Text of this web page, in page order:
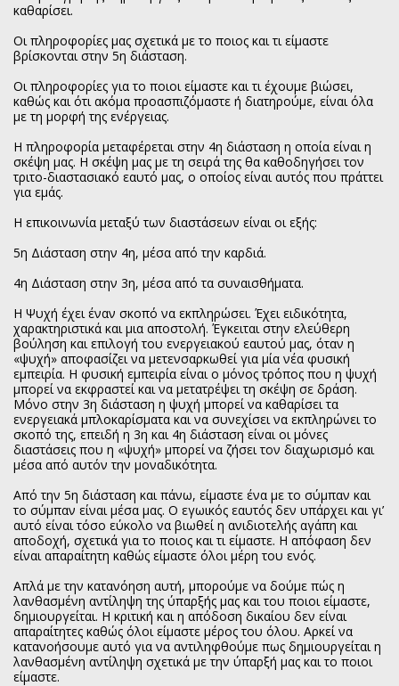
καθαρίσει.
Οι πληροφορίες μας σχετικά με το ποιος και τι είμαστε
βρίσκονται στην 5η διάσταση.
Οι πληροφορίες για το ποιοι είμαστε και τι έχουμε βιώσει,
καθώς και ότι ακόμα προασπιζόμαστε ή διατηρούμε, είναι όλα
με τη μορφή της ενέργειας.
Η πληροφορία μεταφέρεται στην 4η διάσταση η οποία είναι η
σκέψη μας. Η σκέψη μας με τη σειρά της θα καθοδηγήσει τον
τριτο-διαστασιακό εαυτό μας, ο οποίος είναι αυτός που πράττει
για εμάς.
Η επικοινωνία μεταξύ των διαστάσεων είναι οι εξής:
5η Διάσταση στην 4η, μέσα από την καρδιά.
4η Διάσταση στην 3η, μέσα από τα συναισθήματα.
Η Ψυχή έχει έναν σκοπό να εκπληρώσει. Έχει ειδικότητα,
χαρακτηριστικά και μια αποστολή. Έγκειται στην ελεύθερη
βούληση και επιλογή του ενεργειακού εαυτού μας, όταν η
«ψυχή» αποφασίζει να μετενσαρκωθεί για μία νέα φυσική
εμπειρία. Η φυσική εμπειρία είναι ο μόνος τρόπος που η ψυχή
μπορεί να εκφραστεί και να μετατρέψει τη σκέψη σε δράση.
Μόνο στην 3η διάσταση η ψυχή μπορεί να καθαρίσει τα
ενεργειακά μπλοκαρίσματα και να συνεχίσει να εκπληρώνει το
σκοπό της, επειδή η 3η και 4η διάσταση είναι οι μόνες
διαστάσεις που η «ψυχή» μπορεί να ζήσει τον διαχωρισμό και
μέσα από αυτόν την μοναδικότητα.
Από την 5η διάσταση και πάνω, είμαστε ένα με το σύμπαν και
το σύμπαν είναι μέσα μας. Ο εγωικός εαυτός δεν υπάρχει και γι’
αυτό είναι τόσο εύκολο να βιωθεί η ανιδιοτελής αγάπη και
αποδοχή, σχετικά για το ποιος και τι είμαστε. Η απόφαση δεν
είναι απαραίτητη καθώς είμαστε όλοι μέρη του ενός.
Απλά με την κατανόηση αυτή, μπορούμε να δούμε πώς η
λανθασμένη αντίληψη της ύπαρξής μας και του ποιοι είμαστε,
δημιουργείται. Η κριτική και η απόδοση δικαίου δεν είναι
απαραίτητες καθώς όλοι είμαστε μέρος του όλου. Αρκεί να
κατανοήσουμε αυτό για να αντιληφθούμε πως δημιουργείται η
λανθασμένη αντίληψη σχετικά με την ύπαρξή μας και το ποιοι
είμαστε.